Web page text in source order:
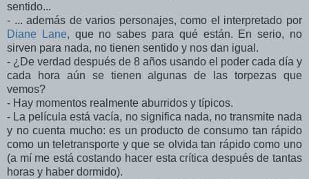
sentido...
- ... además de varios personajes, como el interpretado por
Diane Lane, que no sabes para qué están. En serio, no
sirven para nada, no tienen sentido y nos dan igual.
- ¿De verdad después de 8 años usando el poder cada día y
cada hora aún se tienen algunas de las torpezas que
vemos?
- Hay momentos realmente aburridos y típicos.
- La película está vacía, no significa nada, no transmite nada
y no cuenta mucho: es un producto de consumo tan rápido
como un teletransporte y que se olvida tan rápido como uno
(a mí me está costando hacer esta crítica después de tantas
horas y haber dormido).